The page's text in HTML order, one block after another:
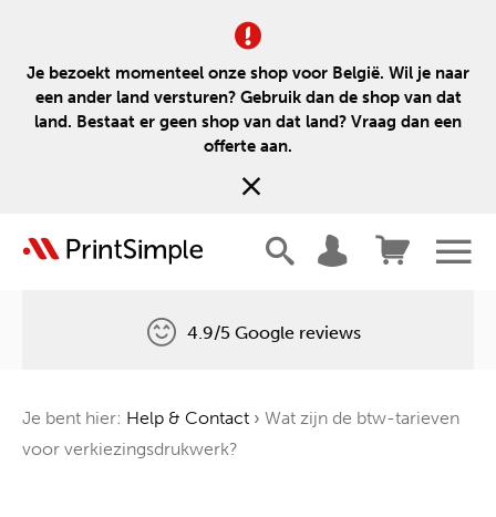
Je bezoekt momenteel onze shop voor België. Wil je naar
een ander land versturen? Gebruik dan de shop van dat
land. Bestaat er geen shop van dat land? Vraag dan een
offerte aan.
Één boom voor elke bestelling
4.9/5 Google reviews
Je bent hier: Help & Contact › Wat zijn de btw-tarieven
voor verkiezingsdrukwerk?